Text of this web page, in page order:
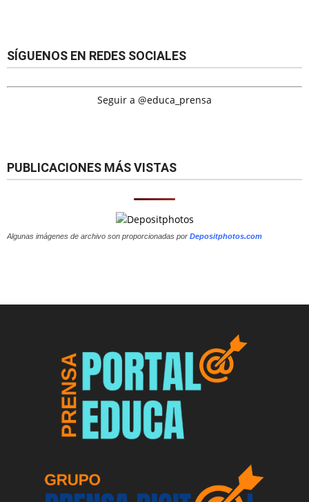
SÍGUENOS EN REDES SOCIALES
Seguir a @educa_prensa
PUBLICACIONES MÁS VISTAS
Algunas imágenes de archivo son proporcionadas por Depositphotos.com